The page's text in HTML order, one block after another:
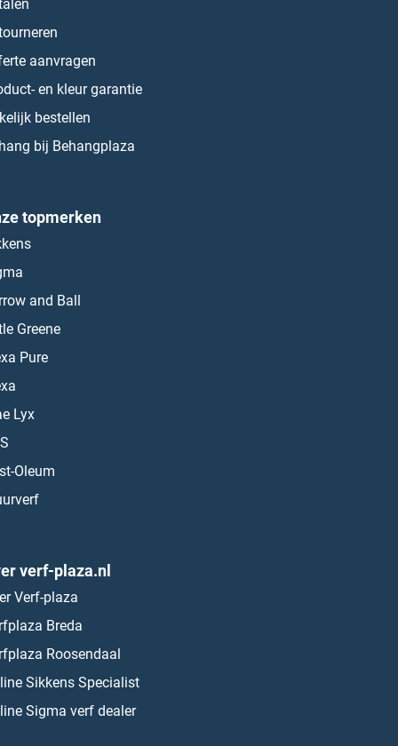
aanvragen
en kleur garantie
bestellen
bij Behangplaza
topmerken
and Ball
Greene
Pure
Lyx
Oleum
verf-plaza.nl
Verf-plaza
Breda
Roosendaal
Sikkens Specialist
Sigma verf dealer